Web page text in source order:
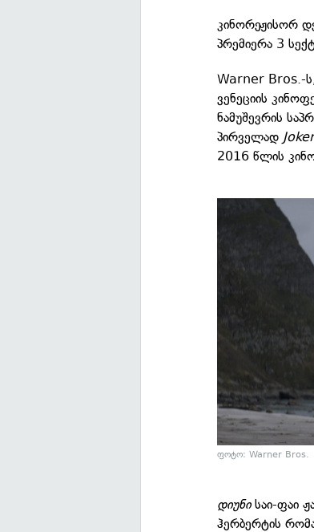
კინორეჟისორ
პრემიერა 3
Warner Bros.-
ვენეციის
ნამუშევრის
პირველად
2016 წლის
ფოტო: Warner Bros.
დიუნისაი-ფაი
ჰერბერტის